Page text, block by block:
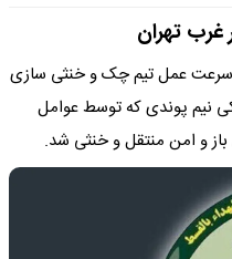
تهران
سرعت عمل تیم چک و خنثی سازی
نیم پوندی که توسط عوامل
و امن منتقل و خنثی شد.